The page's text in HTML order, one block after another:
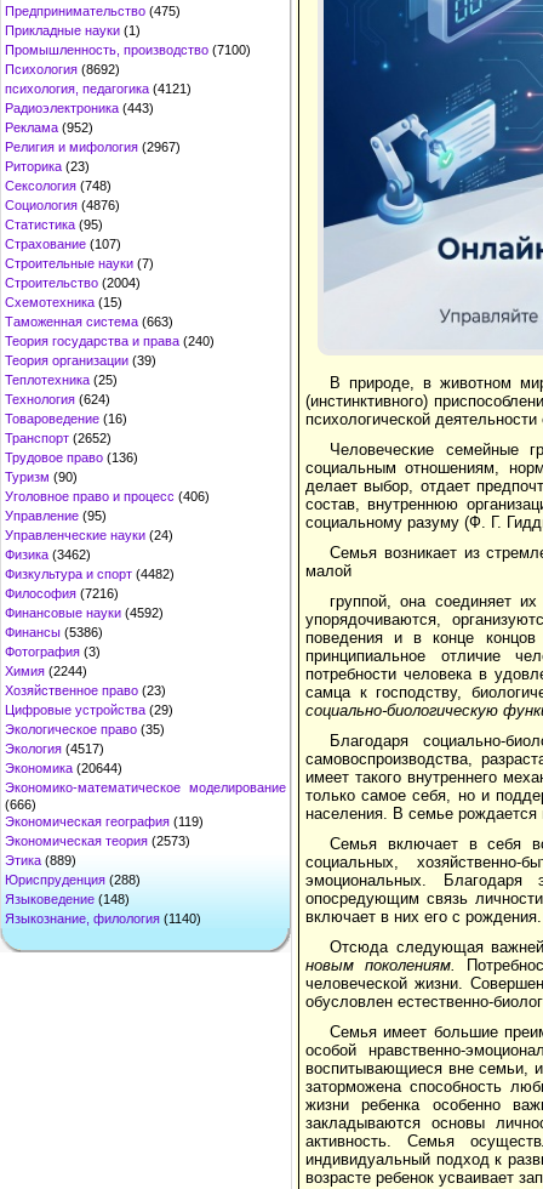
Предпринимательство (475)
Прикладные науки (1)
Промышленность, производство (7100)
Психология (8692)
психология, педагогика (4121)
Радиоэлектроника (443)
Реклама (952)
Религия и мифология (2967)
Риторика (23)
Сексология (748)
Социология (4876)
Статистика (95)
Страхование (107)
Строительные науки (7)
Строительство (2004)
Схемотехника (15)
Таможенная система (663)
Теория государства и права (240)
Теория организации (39)
Теплотехника (25)
Технология (624)
Товароведение (16)
Транспорт (2652)
Трудовое право (136)
Туризм (90)
Уголовное право и процесс (406)
Управление (95)
Управленческие науки (24)
Физика (3462)
Физкультура и спорт (4482)
Философия (7216)
Финансовые науки (4592)
Финансы (5386)
Фотография (3)
Химия (2244)
Хозяйственное право (23)
Цифровые устройства (29)
Экологическое право (35)
Экология (4517)
Экономика (20644)
Экономико-математическое моделирование
(666)
Экономическая география (119)
Экономическая теория (2573)
Этика (889)
Юриспруденция (288)
Языковедение (148)
Языкознание, филология (1140)
В природе, в животном
(инстинктивного)
психологической деятельности
Человеческие семейные
социальным отношениям,
делает выбор, отдает
состав, внутреннюю
социальному разуму (Ф. Г.
Семья возникает из
малой
группой, она соединяет
упорядочиваются,
поведения и в конце
принципиальное отличие
потребности человека в
самца к господству,
социально-биологическую
Благодаря социально-
самовоспроизводства,
имеет такого внутреннего
только самое себя, но и
населения. В семье рождается
Семья включает в себя
социальных,
эмоциональных.
опосредующим связь
включает в них его с рождения.
Отсюда следующая
новым поколениям.
человеческой жизни.
обусловлен естественно-
Семья имеет большие
особой нравственно-
воспитывающиеся вне семьи,
заторможена способность
жизни ребенка особенно
закладываются основы
активность. Семья
индивидуальный подход к
возрасте ребенок усваивает